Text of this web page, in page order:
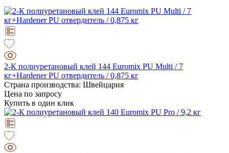
2-К полиуретановый клей 144 Euromix PU Multi / 7
кг+Hardener PU отвердитель / 0,875 кг
Страна производства: Швейцария
Цена по запросу
Купить в один клик